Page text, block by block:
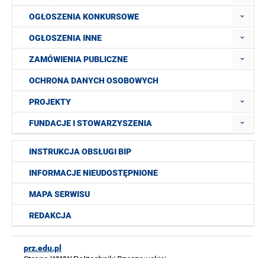
OGŁOSZENIA KONKURSOWE
OGŁOSZENIA INNE
ZAMÓWIENIA PUBLICZNE
OCHRONA DANYCH OSOBOWYCH
PROJEKTY
FUNDACJE I STOWARZYSZENIA
INSTRUKCJA OBSŁUGI BIP
INFORMACJE NIEUDOSTĘPNIONE
MAPA SERWISU
REDAKCJA
prz.edu.pl